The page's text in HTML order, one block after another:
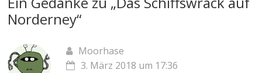
Norderney“
Moorhase
3. März 2018 um 17:36